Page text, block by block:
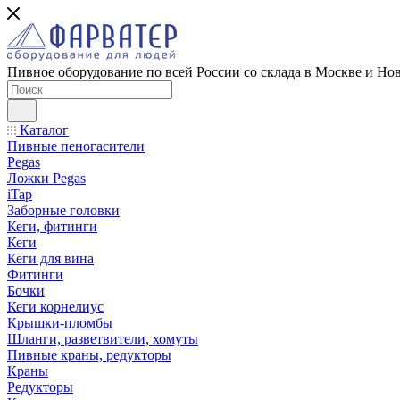
Пивное оборудование по всей России со склада в Москве и
Каталог
Пивные пеногасители
Pegas
Ложки Pegas
iTap
Заборные головки
Кеги, фитинги
Кеги
Кеги для вина
Фитинги
Бочки
Кеги корнелиус
Крышки-пломбы
Шланги, разветвители, хомуты
Пивные краны, редукторы
Краны
Редукторы